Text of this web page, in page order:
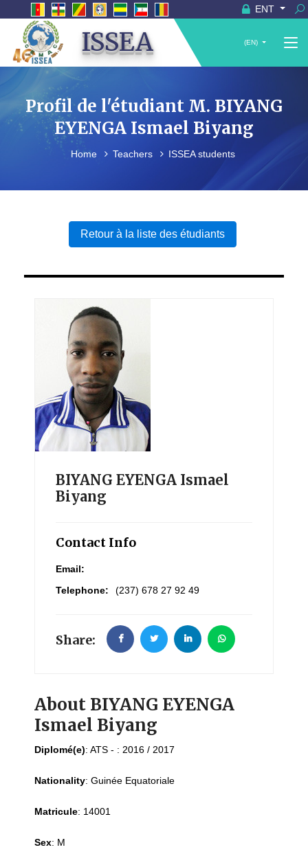
ENT
ISSEA (EN)
Profil de l'étudiant M. BIYANG
EYENGA Ismael Biyang
Home Teachers ISSEA students
Retour à la liste des étudiants
BIYANG EYENGA Ismael
Biyang
Contact Info
Email:
Telephone:
(237) 678 27 92 49
Share:
About BIYANG EYENGA
Ismael Biyang
Diplomé(e): ATS - : 2016 / 2017
Nationality: Guinée Equatoriale
Matricule: 14001
Sex: M